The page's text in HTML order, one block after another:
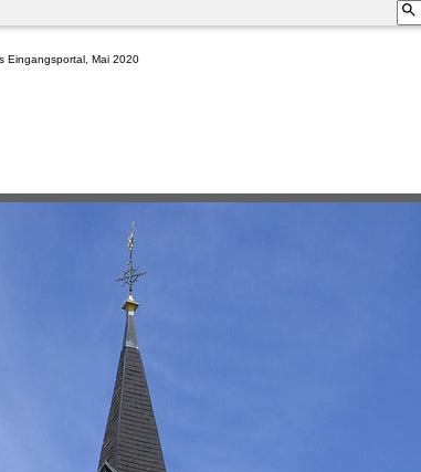
Eingangsportal, Mai 2020